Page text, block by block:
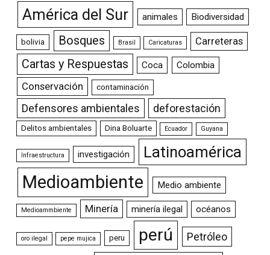
América del Sur animales Biodiversidad
bolivia Bosques Brasil Caricaturas Carreteras
Cartas y Respuestas Coca Colombia
Conservación contaminación
Defensores ambientales deforestación
Delitos ambientales Dina Boluarte Ecuador Guyana
Infraestructura investigación Latinoamérica
Medioambiente Medio ambiente
Medioammbiente Minería minería ilegal océanos
oro ilegal pepe mujica peru perú Petróleo